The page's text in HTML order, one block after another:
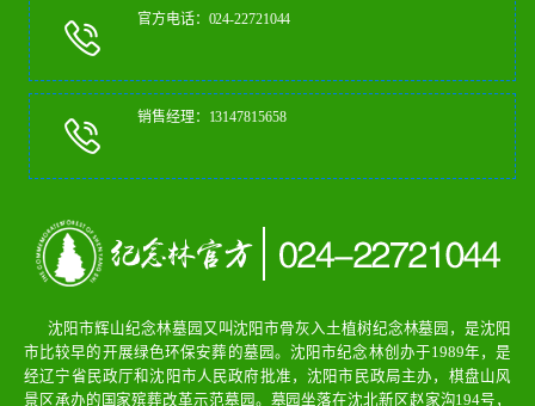
官方电话：024-22721044
销售经理：13147815658
沈阳市辉山纪念林墓园又叫沈阳市骨灰入土植树纪念林墓园，是沈阳
市比较早的开展绿色环保安葬的墓园。沈阳市纪念林创办于1989年，是
经辽宁省民政厅和沈阳市人民政府批准，沈阳市民政局主办，棋盘山风
景区承办的国家殡葬改革示范墓园。墓园坐落在沈北新区赵家沟194号，